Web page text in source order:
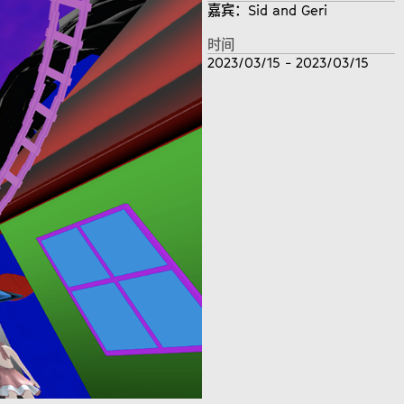
嘉宾：Sid and Geri
时间
2023/03/15 - 2023/03/15